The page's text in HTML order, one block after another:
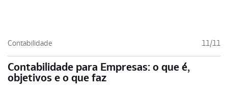
Contabilidade 11/11
Contabilidade para Empresas: o que é,
objetivos e o que faz